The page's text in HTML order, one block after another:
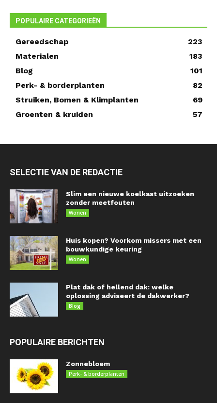
POPULAIRE CATEGORIEËN
Gereedschap
223
Materialen
183
Blog
101
Perk- & borderplanten
82
Struiken, Bomen & Klimplanten
69
Groenten & kruiden
57
SELECTIE VAN DE REDACTIE
Slim een nieuwe koelkast uitzoeken
zonder meetfouten
Wonen
Huis kopen? Voorkom missers met een
bouwkundige keuring
Wonen
Plat dak of hellend dak: welke
oplossing adviseert de dakwerker?
Blog
POPULAIRE BERICHTEN
Zonnebloem
Perk- & borderplanten